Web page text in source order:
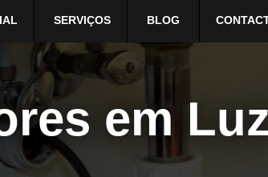
SERVIÇOS BLOG
em